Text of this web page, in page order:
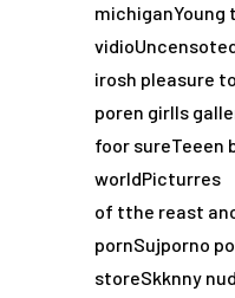
irosh pleasure
poren girlls
foor sureTeeen
worldPicturres
of tthe reast
pornSujporno
storeSkknny